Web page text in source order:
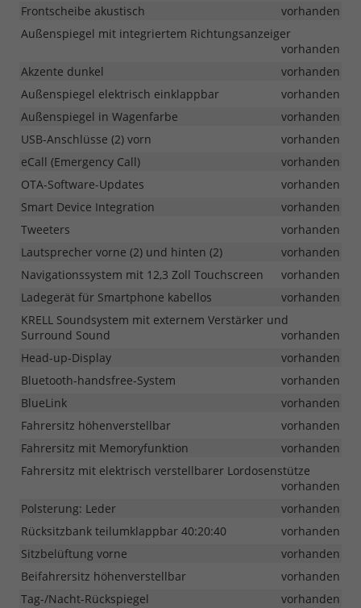
Frontscheibe akustisch
vorhanden
Außenspiegel mit integriertem Richtungsanzeiger
vorhanden
Akzente dunkel
vorhanden
Außenspiegel elektrisch einklappbar
vorhanden
Außenspiegel in Wagenfarbe
vorhanden
USB-Anschlüsse (2) vorn
vorhanden
eCall (Emergency Call)
vorhanden
OTA-Software-Updates
vorhanden
Smart Device Integration
vorhanden
Tweeters
vorhanden
Lautsprecher vorne (2) und hinten (2)
vorhanden
Navigationssystem mit 12,3 Zoll Touchscreen
vorhanden
Ladegerät für Smartphone kabellos
vorhanden
KRELL Soundsystem mit externem Verstärker und
Surround Sound
vorhanden
Head-up-Display
vorhanden
Bluetooth-handsfree-System
vorhanden
BlueLink
vorhanden
Fahrersitz höhenverstellbar
vorhanden
Fahrersitz mit Memoryfunktion
vorhanden
Fahrersitz mit elektrisch verstellbarer Lordosenstütze
vorhanden
Polsterung: Leder
vorhanden
Rücksitzbank teilumklappbar 40:20:40
vorhanden
Sitzbelüftung vorne
vorhanden
Beifahrersitz höhenverstellbar
vorhanden
Tag-/Nacht-Rückspiegel
vorhanden